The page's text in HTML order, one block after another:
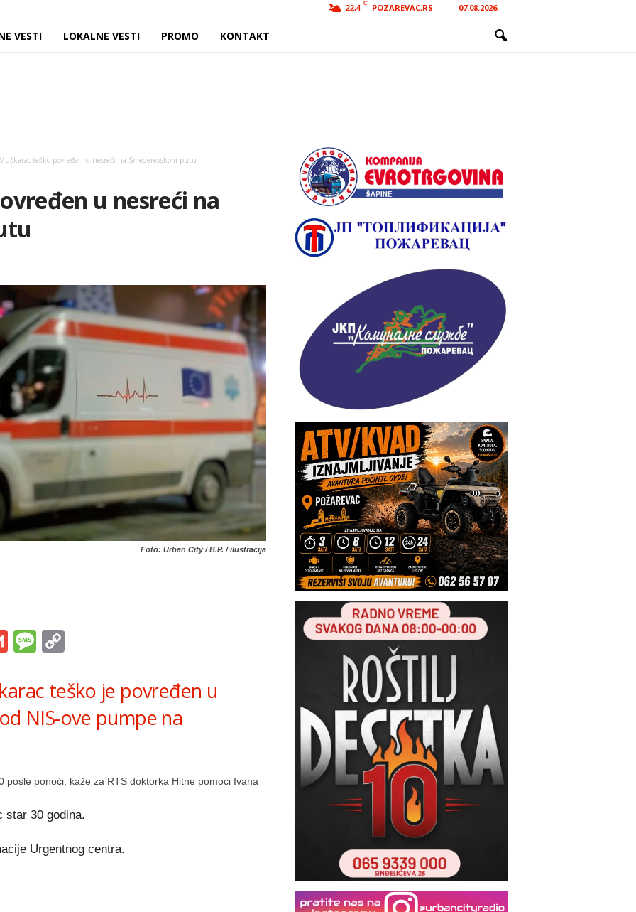
22.4
C POZAREVAC,RS 07.08.2026.
VESTI LOKALNE VESTI PROMO KONTAKT
Muškarac teško povređen u nesreći na Smederevskom putu
u nesreći na
Foto: Urban City / B.P. / ilustracija
GmailMessage
teško je povređen u
NIS-ove pumpe na
posle ponoći, kaže za RTS doktorka Hitne pomoći Ivana
star 30 godina.
Urgentnog centra.